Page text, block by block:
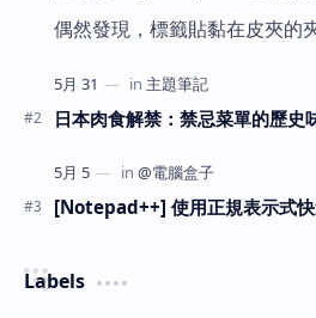
偶然發現，標籤貼黏在皮夾的
日本肉食解禁：禁忌菜單的歷史
[Notepad++] 使用正規表示式
Labels